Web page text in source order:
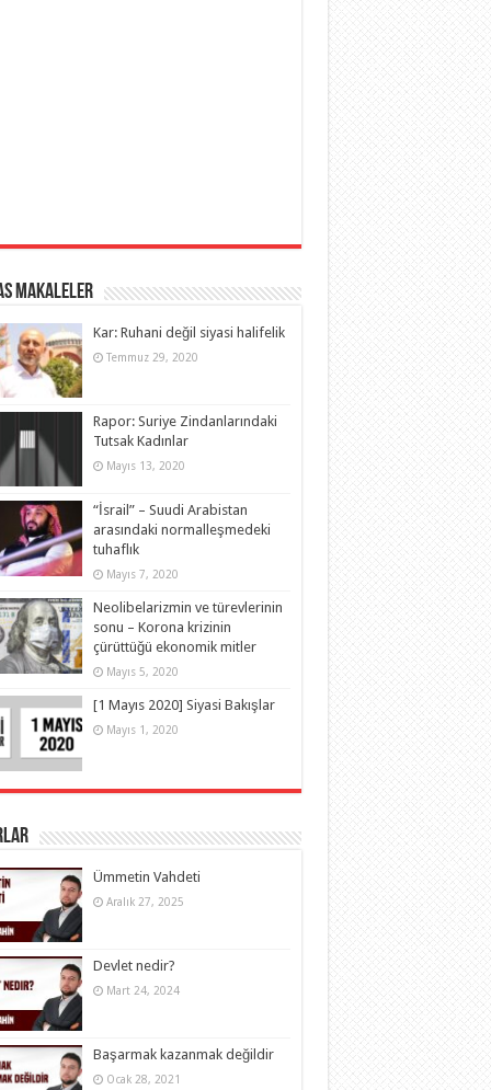
Makaleler
Kar: Ruhani değil siyasi halifelik
Temmuz 29, 2020
Rapor: Suriye Zindanlarındaki
Tutsak Kadınlar
Mayıs 13, 2020
“İsrail” – Suudi Arabistan
arasındaki normalleşmedeki
tuhaflık
Mayıs 7, 2020
Neolibelarizmin ve türevlerinin
sonu – Korona krizinin
çürüttüğü ekonomik mitler
Mayıs 5, 2020
[1 Mayıs 2020] Siyasi Bakışlar
Mayıs 1, 2020
Ümmetin Vahdeti
Aralık 27, 2025
Devlet nedir?
Mart 24, 2024
Başarmak kazanmak değildir
Ocak 28, 2021